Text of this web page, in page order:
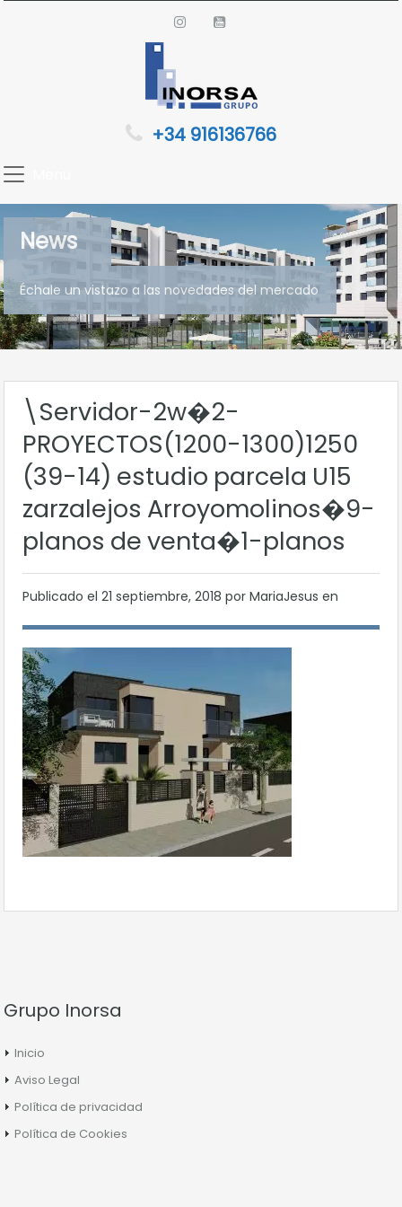
+34 916136766
News
Échale un vistazo a las novedades del mercado
\Servidor-2w�2-
PROYECTOS(1200-1300)1250
(39-14) estudio parcela U15
zarzalejos Arroyomolinos�9-
planos de venta�1-planos
Publicado el 21 septiembre, 2018 por MariaJesus en
Grupo Inorsa
Inicio
Aviso Legal
Política de privacidad
Política de Cookies